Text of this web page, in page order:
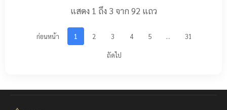
สำหรับชุมชน
ตั้งศูนย์สาละวิน
ศึกษา ในพระ
พระเจ้าภคินี
เธอ เจ้าฟ้า
สำนักงานเขต
หลักสูตรในด้าน
วิทยาศาสตร์
แสดง 1 ถึง 3 จาก 92 แถว
ก่อนหน้า 1 2 3 4 5 … 31
ถัดไป